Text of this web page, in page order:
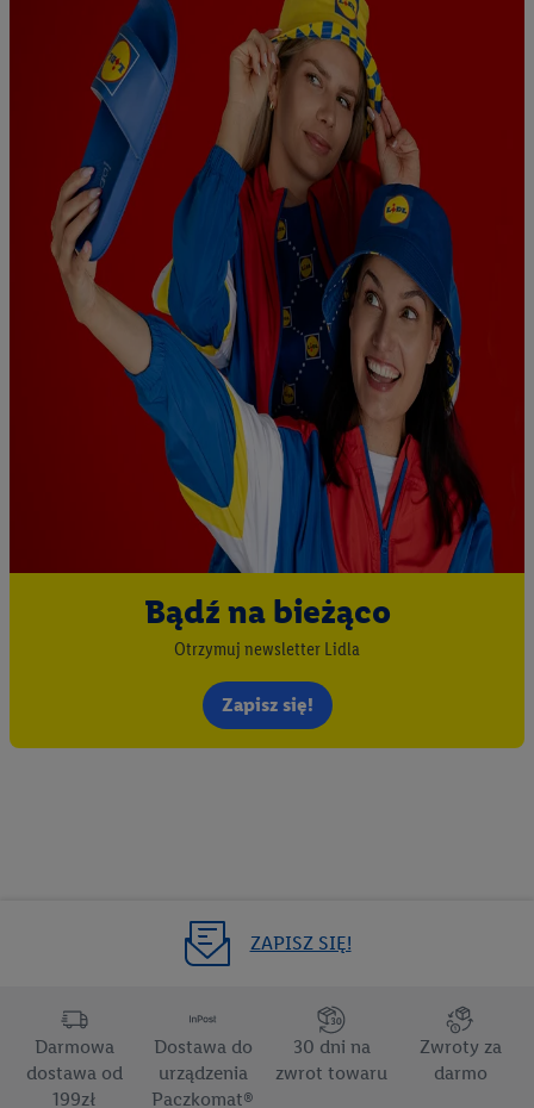
Bądź na bieżąco
Otrzymuj newsletter Lidla
Zapisz się!
ZAPISZ SIĘ!
Darmowa
dostawa od
199zł
Dostawa do
urządzenia
Paczkomat®
30 dni na
zwrot towaru
Zwroty za
darmo